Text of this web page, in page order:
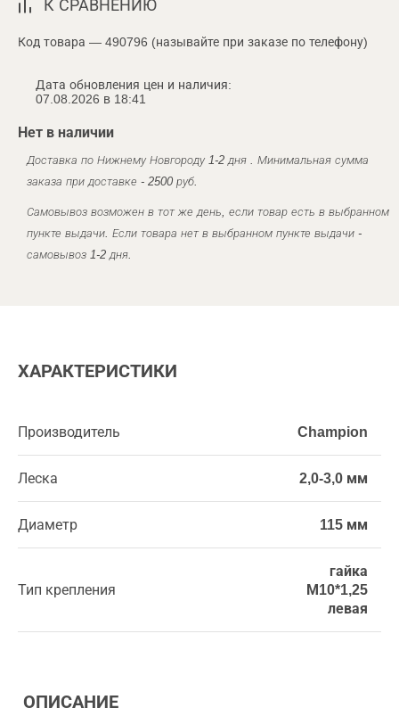
К СРАВНЕНИЮ
Код товара — 490796 (называйте при заказе по телефону)
Дата обновления цен и наличия:
07.08.2026 в 18:41
Нет в наличии
Доставка по Нижнему Новгороду 1-2 дня . Минимальная сумма
заказа при доставке - 2500 руб.
Самовывоз возможен в тот же день, если товар есть в выбранном
пункте выдачи. Если товара нет в выбранном пункте выдачи -
самовывоз 1-2 дня.
ХАРАКТЕРИСТИКИ
Производитель Champion
Леска 2,0-3,0 мм
Диаметр 115 мм
Тип крепления
гайка
М10*1,25
левая
ОПИСАНИЕ